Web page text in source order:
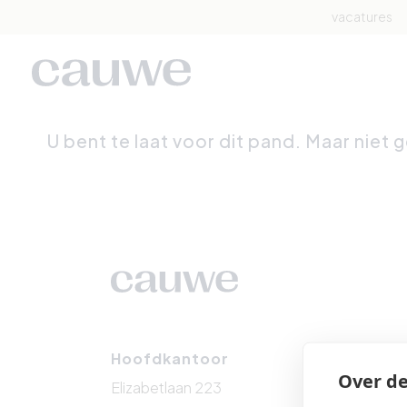
vacatures
U bent te laat voor dit pand. Maar niet
Hoofdkantoor
Elizabetlaan 223
Over